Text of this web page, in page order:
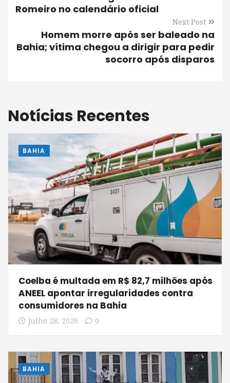
Romeiro no calendário oficial
Next Post
Homem morre após ser baleado na
Bahia; vítima chegou a dirigir para pedir
socorro após disparos
Notícias Recentes
BAHIA
Coelba é multada em R$ 82,7 milhões após
ANEEL apontar irregularidades contra
consumidores na Bahia
julho 28, 2026 0
BAHIA